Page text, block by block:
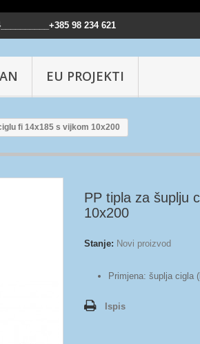
98 234 621
EU PROJEKTI
fi 14x185 s vijkom 10x200
PP tipla za šuplju
10x200
Stanje: Novi proizvod
Primjena: šuplja cigla
Ispis